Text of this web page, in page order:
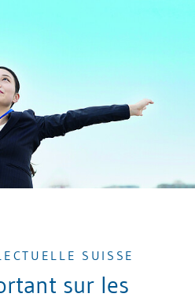
SUISSE
sur les